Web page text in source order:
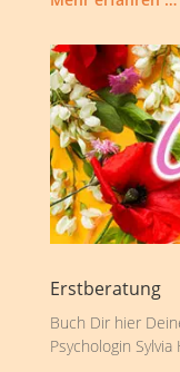
Erstberatung
Buch Dir hier
Psychologin